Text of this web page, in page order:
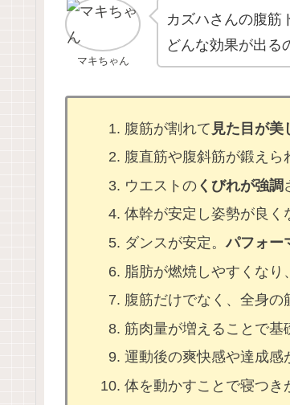
マキちゃん
カズハさんの腹筋
どんな効果が出る
腹筋が割れて 見た目が美
腹直筋や腹斜筋が鍛えら
ウエストのくびれが強調
体幹が安定し姿勢が良く
ダンスが安定。パフォー
脂肪が燃焼しやすくなり
腹筋だけでなく、全身
筋肉量が増えることで基
運動後の爽快感や達成感
体を動かすことで寝つき